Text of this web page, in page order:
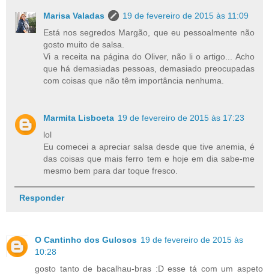
Marisa Valadas
19 de fevereiro de 2015 às 11:09
Está nos segredos Margão, que eu pessoalmente não
gosto muito de salsa.
Vi a receita na página do Oliver, não li o artigo... Acho
que há demasiadas pessoas, demasiado preocupadas
com coisas que não têm importância nenhuma.
Marmita Lisboeta 19 de fevereiro de 2015 às 17:23
lol
Eu comecei a apreciar salsa desde que tive anemia, é
das coisas que mais ferro tem e hoje em dia sabe-me
mesmo bem para dar toque fresco.
Responder
O Cantinho dos Gulosos 19 de fevereiro de 2015 às
10:28
gosto tanto de bacalhau-bras :D esse tá com um aspeto